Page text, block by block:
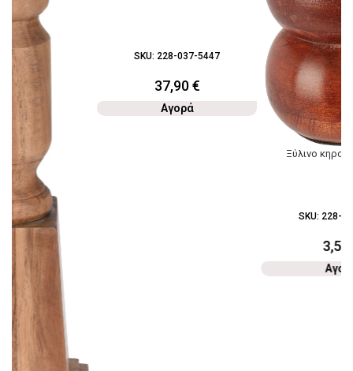
SKU: 228-037-5447
37,90€
Αγορά
Ξύλινο
SKU: 228-
3,50